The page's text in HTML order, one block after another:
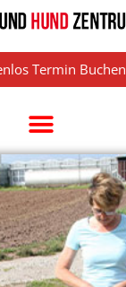
Termin Buchen